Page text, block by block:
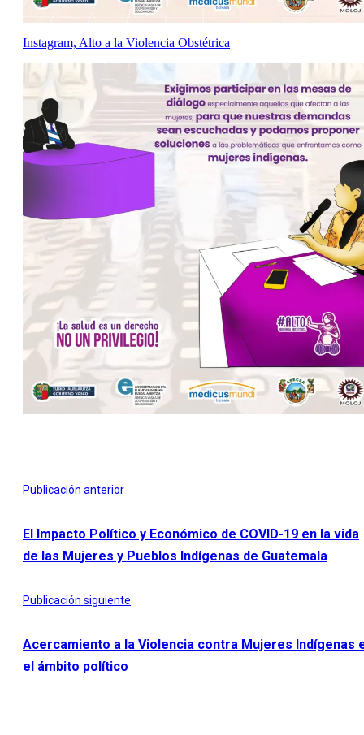
Instagram, Alto a la Violencia Obstétrica
Publicación anterior
El Impacto Político y Económico de COVID-19 en la vida
de las Mujeres y Pueblos Indígenas de Guatemala
Publicación siguiente
Acercamiento a la Violencia contra Mujeres Indígenas
el ámbito político